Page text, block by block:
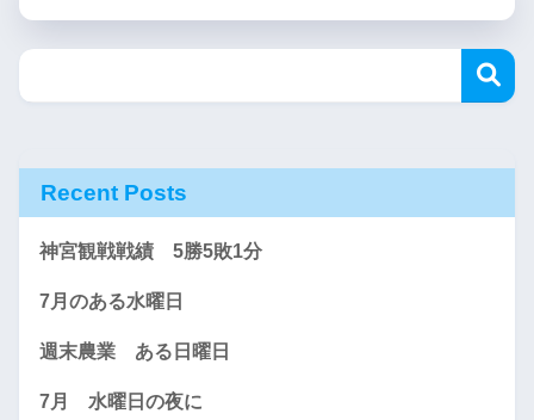
Recent Posts
神宮観戦戦績 5勝5敗1分
7月のある水曜日
週末農業 ある日曜日
7月 水曜日の夜に